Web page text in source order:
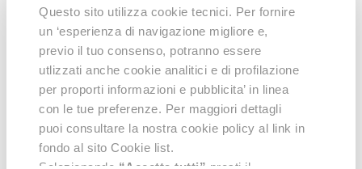
Questo sito utilizza cookie tecnici. Per fornire
un ‘esperienza di navigazione migliore e,
previo il tuo consenso, potranno essere
utlizzati anche cookie analitici e di profilazione
per proporti informazioni e pubblicita’ in linea
con le tue preferenze. Per maggiori dettagli
puoi consultare la nostra cookie policy al link in
fondo al sito Cookie list.
Scopri le nostre proposte su lol.travel:
http://lzp.li/DJbw
4. I VINI DELLA
FRANCIACORTA